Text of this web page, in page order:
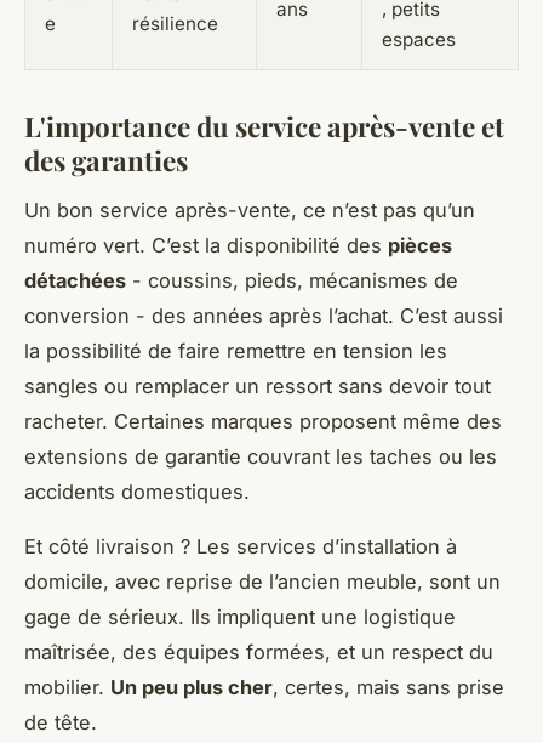
e
résilience
ans
, petits
espaces
L'importance du service après-vente et
des garanties
Un bon service après-vente, ce n’est pas qu’un
numéro vert. C’est la disponibilité des pièces
détachées - coussins, pieds, mécanismes de
conversion - des années après l’achat. C’est aussi
la possibilité de faire remettre en tension les
sangles ou remplacer un ressort sans devoir tout
racheter. Certaines marques proposent même des
extensions de garantie couvrant les taches ou les
accidents domestiques.
Et côté livraison ? Les services d’installation à
domicile, avec reprise de l’ancien meuble, sont un
gage de sérieux. Ils impliquent une logistique
maîtrisée, des équipes formées, et un respect du
mobilier. Un peu plus cher, certes, mais sans prise
de tête.